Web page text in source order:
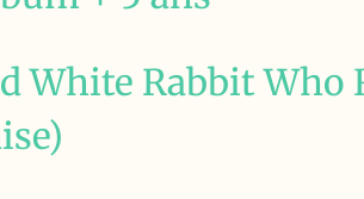
White Rabbit Who